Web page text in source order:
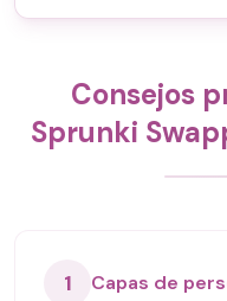
Consejos
Sprunki
1 Capas de